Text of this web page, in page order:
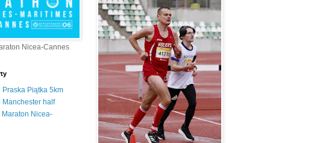
Nicea-Cannes
Piątka 5km
Manchester half
Maraton Nicea-